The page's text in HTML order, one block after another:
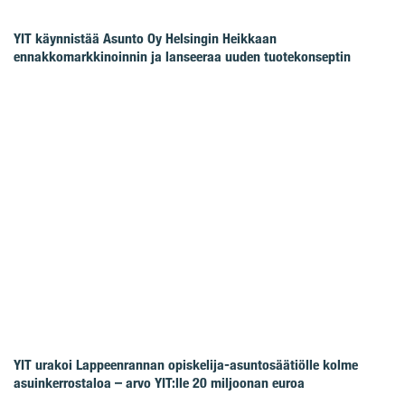
YIT käynnistää Asunto Oy Helsingin Heikkaan
ennakkomarkkinoinnin ja lanseeraa uuden tuotekonseptin
YIT urakoi Lappeenrannan opiskelija-asuntosäätiölle kolme
asuinkerrostaloa – arvo YIT:lle 20 miljoonan euroa